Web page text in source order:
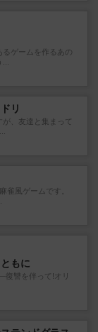
ゲームを作るあの
リ
、友達と集まって
雀風ゲームです。
もに
復讐を伴って!オリ